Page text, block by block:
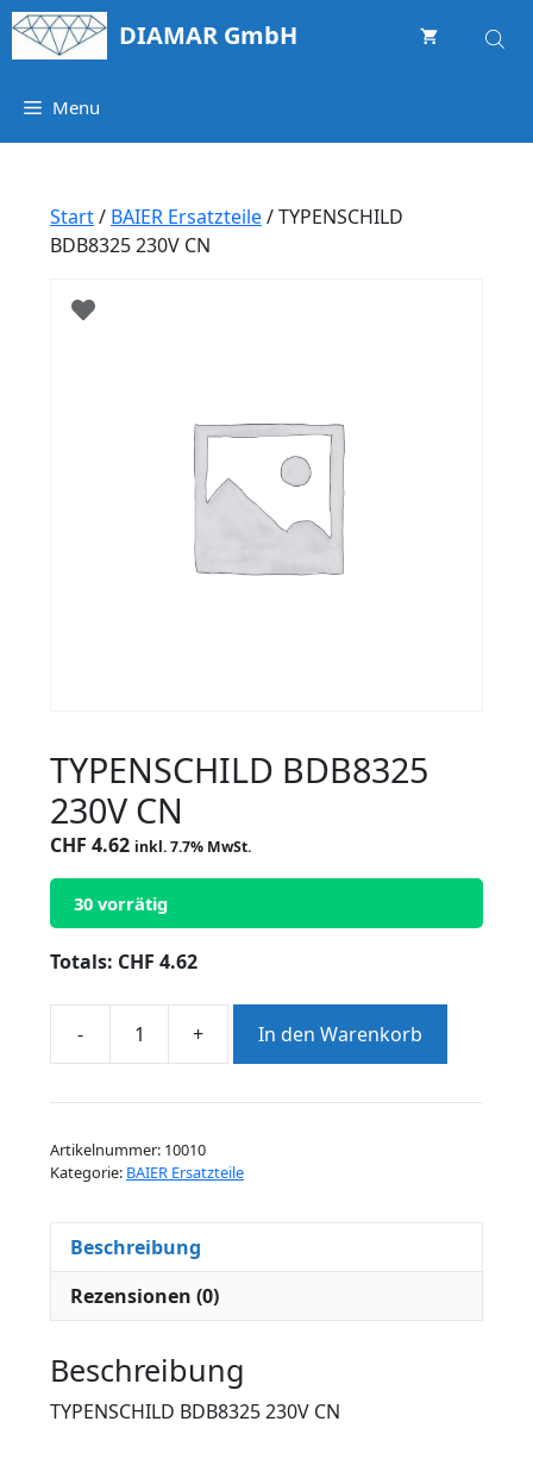
Springe
zum
DIAMAR GmbH
Menu
Start/ BAIER Ersatzteile/ TYPENSCHILD
BDB8325 230V CN
TYPENSCHILD BDB8325
230V CN
CHF 4.62 inkl. 7.7% MwSt.
30 vorrätig
Totals: CHF 4.62
-
TYPENSCHILD
230V
Menge
+ In den Warenkorb
Artikelnummer: 10010
Kategorie: BAIER Ersatzteile
Beschreibung
Rezensionen (0)
Beschreibung
TYPENSCHILD BDB8325 230V CN